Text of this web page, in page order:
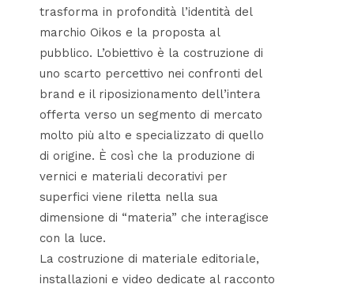
trasforma in profondità l’identità del
marchio Oikos e la proposta al
pubblico. L’obiettivo è la costruzione di
uno scarto percettivo nei confronti del
brand e il riposizionamento dell’intera
offerta verso un segmento di mercato
molto più alto e specializzato di quello
di origine. È così che la produzione di
vernici e materiali decorativi per
superfici viene riletta nella sua
dimensione di “materia” che interagisce
con la luce.
La costruzione di materiale editoriale,
installazioni e video dedicate al racconto